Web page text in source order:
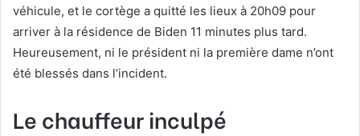
véhicule, et le cortège a quitté les lieux à 20h09 pour
arriver à la résidence de Biden 11 minutes plus tard.
Heureusement, ni le président ni la première dame n’ont
été blessés dans l’incident.
Le chauffeur inculpé